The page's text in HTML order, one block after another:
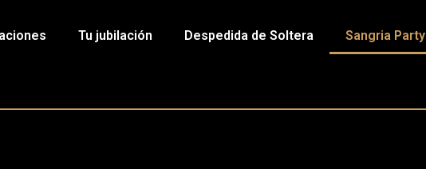
Tu jubilación Despedida de Soltera Sangria Party